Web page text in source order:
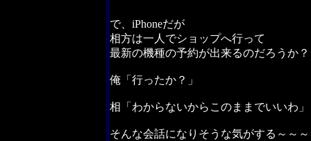
で、iPhoneだが
相方は一人でショップへ行って
最新の機種の予約が出来るのだろうか？
俺「行ったか？」
相「わからないからこのままでいいわ」
そんな会話になりそうな気がする～～